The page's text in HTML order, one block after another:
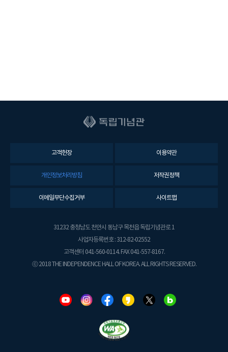
고객헌장 이용약관
개인정보처리방침 저작권정책
이메일무단수집거부 사이트맵
31232 충청남도 천안시 동남구 목천읍 독립기념관로 1
사업자등록번호 : 312-82-02552
고객센터 041-560-0114. FAX 041-557-8167.
ⓒ 2018 THE INDEPENDENCE HALL OF KOREA. ALL RIGHTS RESERVED.